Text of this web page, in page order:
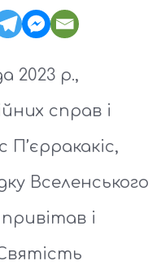
2023 р.,
справ і
П’єрракакіс,
Вселенського
і